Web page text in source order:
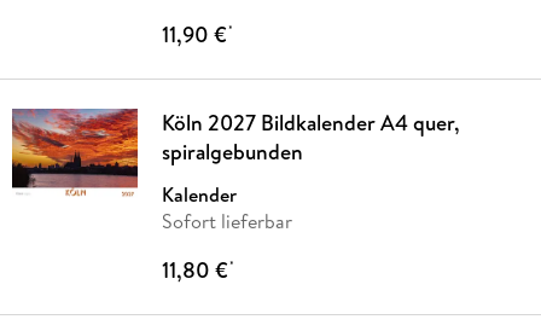
11,90 €*
Köln 2027 Bildkalender A4 quer,
spiralgebunden
Kalender
Sofort lieferbar
11,80 €*